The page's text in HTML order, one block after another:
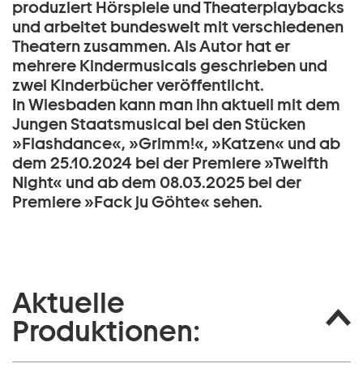
produziert Hörspiele und Theaterplaybacks
und arbeitet bundesweit mit verschiedenen
Theatern zusammen. Als Autor hat er
mehrere Kindermusicals geschrieben und
zwei Kinderbücher veröffentlicht.
In Wiesbaden kann man ihn aktuell mit dem
Jungen Staatsmusical bei den Stücken
»Flashdance«, »Grimm!«, »Katzen« und ab
dem 25.10.2024 bei der Premiere »Twelfth
Night« und ab dem 08.03.2025 bei der
Premiere »Fack ju Göhte« sehen.
Aktuelle
Produktionen: